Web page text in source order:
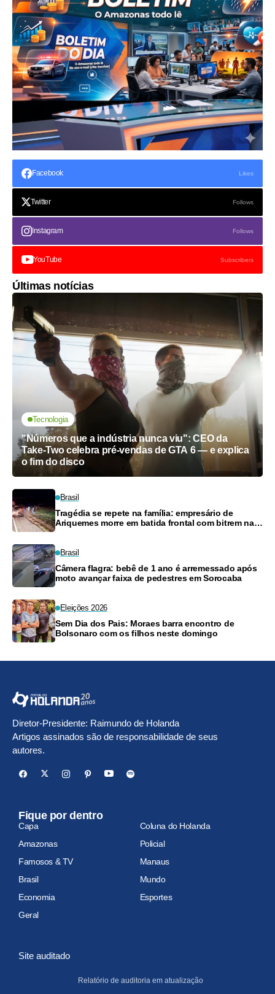
Facebook Likes
Twitter Follows
Instagram Follows
YouTube Subscribers
Últimas notícias
Tecnologia
"Números que a indústria nunca viu": CEO da
Take-Two celebra pré-vendas de GTA 6 — e explica
o fim do disco
Brasil
Tragédia se repete na família: empresário de
Ariquemes morre em batida frontal com bitrem na
Brasil
Câmera flagra: bebê de 1 ano é arremessado após
moto avançar faixa de pedestres em Sorocaba
Eleições 2026
Sem Dia dos Pais: Moraes barra encontro de
Bolsonaro com os filhos neste domingo
Diretor-Presidente: Raimundo de Holanda
Artigos assinados são de responsabilidade de seus
autores.
Fique por dentro
Capa
Coluna do Holanda
Amazonas
Policial
Famosos & TV
Manaus
Brasil
Mundo
Economia
Esportes
Geral
Site auditado
Relatório de auditoria em atualização